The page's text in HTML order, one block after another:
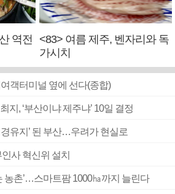
역전
<83> 여름 제주, 벤자리와 독
가시치
객터미널 옆에 선다(종합)
지, ‘부산이냐 제주냐’ 10일 결정
유지’ 된 부산…우려가 현실로
사 혁신위 설치
농촌’…스마트팜 1000㏊까지 늘린다